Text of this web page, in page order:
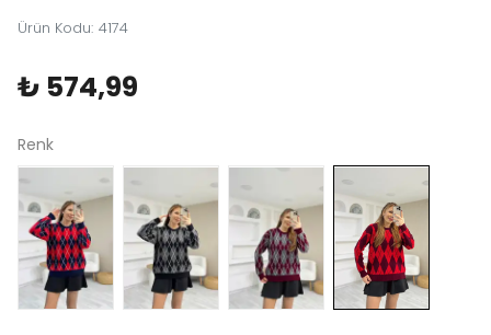
Ürün Kodu: 4174
₺ 574,99
Renk